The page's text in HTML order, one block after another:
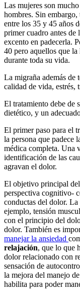
Las mujeres son
hombres. Sin
entre los 35 y 45 años
primer cuadro antes de
excento en padecerla.
40 pero aquellos que
durante toda su vida.
La migraña además de
calidad de vida, estrés,
El tratamiento debe de
dietético, y un
El primer paso para el
la persona que padece
médica completa. Una
identificación de las
agravan el dolor.
El objetivo principal
perspectiva cognitivo-
conductas del dolor. La
ejemplo, tensión
con el principio del
dolor. También es
manejar la ansiedad
relajación, que lo que
dolor relacionado con
sensación de
la mejora del manejo
habilita para poder